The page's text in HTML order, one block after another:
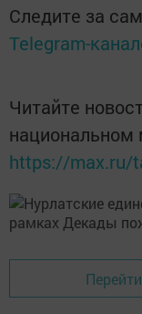
Следите за
Telegram-
Читайте
https://max.ru/